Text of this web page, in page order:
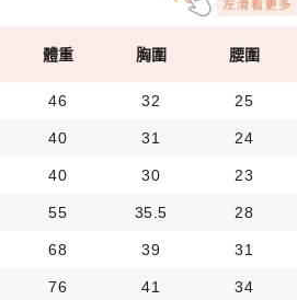
體重 胸圍 腰圍
46 32 25
40 31 24
40 30 23
55 35.5 28
68 39 31
76 41 34